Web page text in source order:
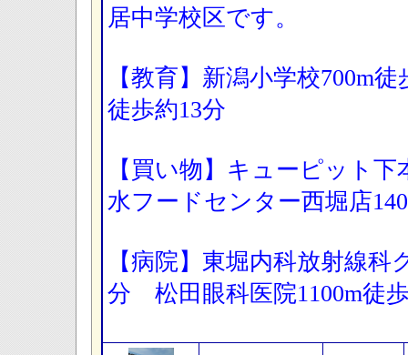
居中学校区です。
【教育】新潟小学校700m
徒歩約13分
【買い物】キューピット
水フードセンター西堀店
【病院】東堀内科放射線科
分 松田眼科医院1100m徒